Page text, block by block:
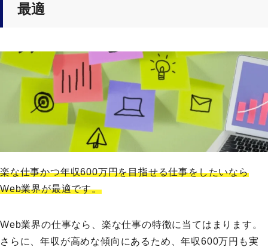
最適
楽な仕事かつ年収600万円を目指せる仕事をしたいなら
Web業界が最適です。
Web業界の仕事なら、楽な仕事の特徴に当てはまります。
さらに、年収が高めな傾向にあるため、年収600万円も実